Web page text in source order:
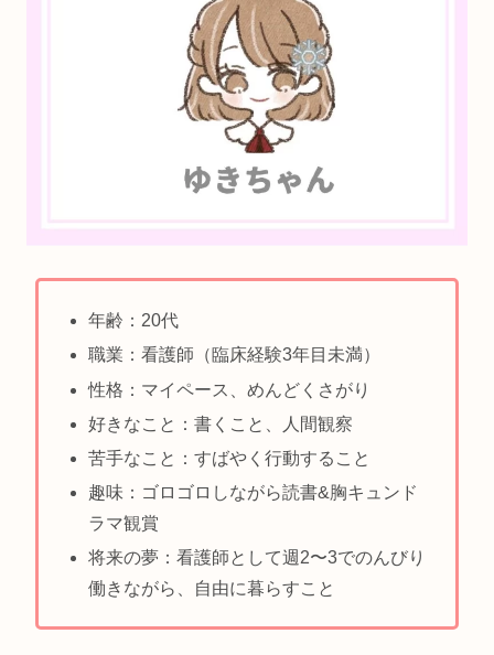
年齢：20代
職業：看護師（臨床経験3年目未満）
性格：マイペース、めんどくさがり
好きなこと：書くこと、人間観察
苦手なこと：すばやく行動すること
趣味：ゴロゴロしながら読書&胸キュンド
ラマ観賞
将来の夢：看護師として週2〜3でのんびり
働きながら、自由に暮らすこと